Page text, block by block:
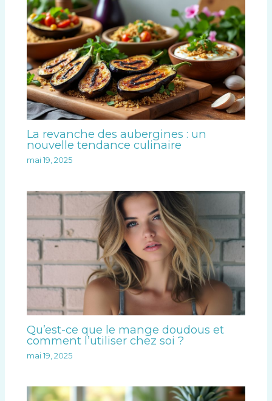
La revanche des aubergines : un
nouvelle tendance culinaire
mai 19, 2025
Qu’est-ce que le mange doudous et
comment l’utiliser chez soi ?
mai 19, 2025